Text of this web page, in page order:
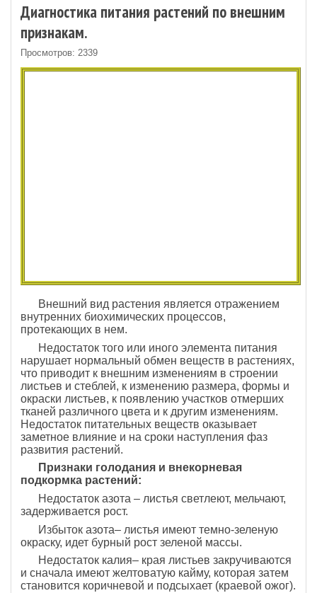
Диагностика питания растений по внешним
признакам.
Просмотров: 2339
Внешний вид растения является отражением
внутренних биохимических процессов,
протекающих в нем.
Недостаток того или иного элемента питания
нарушает нормальный обмен веществ в растениях,
что приводит к внешним изменениям в строении
листьев и стеблей, к изменению размера, формы и
окраски листьев, к появлению участков отмерших
тканей различного цвета и к другим изменениям.
Недостаток питательных веществ оказывает
заметное влияние и на сроки наступления фаз
развития растений.
Признаки голодания и внекорневая
подкормка растений:
Недостаток азота – листья светлеют, мельчают,
задерживается рост.
Избыток азота– листья имеют темно-зеленую
окраску, идет бурный рост зеленой массы.
Недостаток калия– края листьев закручиваются
и сначала имеют желтоватую кайму, которая затем
становится коричневой и подсыхает (краевой ожог).